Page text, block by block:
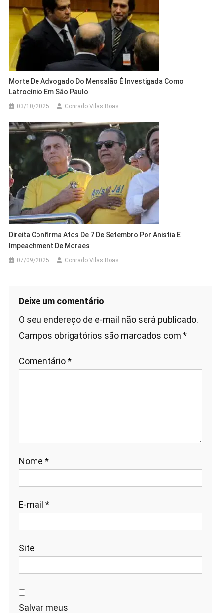
Morte De Advogado Do Mensalão É Investigada Como
Latrocínio Em São Paulo
03/10/2025 Conrado Vilas Boas
Direita Confirma Atos De 7 De Setembro Por Anistia E
Impeachment De Moraes
07/09/2025 Conrado Vilas Boas
Deixe um comentário
O seu endereço de e-mail não será publicado.
Campos obrigatórios são marcados com *
Comentário*
Nome *
E-mail *
Site
Salvar meus